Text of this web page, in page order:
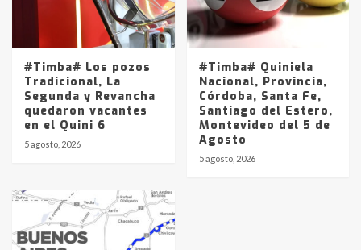
#Timba# Los pozos
Tradicional, La
Segunda y Revancha
quedaron vacantes
en el Quini 6
5 agosto, 2026
#Timba# Quiniela
Nacional, Provincia,
Córdoba, Santa Fe,
Santiago del Estero,
Montevideo del 5 de
Agosto
5 agosto, 2026